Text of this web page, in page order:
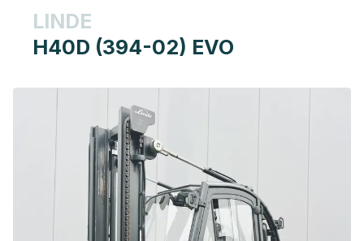
LINDE
H40D (394-02) EVO